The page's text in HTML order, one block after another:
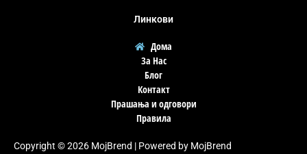
Линкови
Дома
За Нас
Блог
Контакт
Прашања и одговори
Правила
Copyright © 2026 MojBrend | Powered by MojBrend